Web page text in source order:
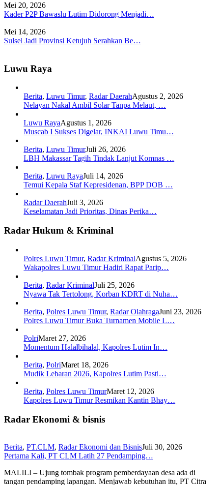
Mei 20, 2026
Kader P2P Bawaslu Lutim Didorong Menjadi…
Mei 14, 2026
Sulsel Jadi Provinsi Ketujuh Serahkan Be…
Luwu Raya
Berita, Luwu Timur, Radar DaerahAgustus 2, 2026
Nelayan Nakal Ambil Solar Tanpa Melaut, …
Luwu RayaAgustus 1, 2026
Muscab I Sukses Digelar, INKAI Luwu Timu…
Berita, Luwu TimurJuli 26, 2026
LBH Makassar Tagih Tindak Lanjut Komnas …
Berita, Luwu RayaJuli 14, 2026
Temui Kepala Staf Kepresidenan, BPP DOB …
Radar DaerahJuli 3, 2026
Keselamatan Jadi Prioritas, Dinas Perika…
Radar Hukum & Kriminal
Polres Luwu Timur, Radar KriminalAgustus 5, 2026
Wakapolres Luwu Timur Hadiri Rapat Parip…
Berita, Radar KriminalJuli 25, 2026
Nyawa Tak Tertolong, Korban KDRT di Nuha…
Berita, Polres Luwu Timur, Radar OlahragaJuni 23, 2026
Polres Luwu Timur Buka Turnamen Mobile L…
PolriMaret 27, 2026
Momentum Halalbihalal, Kapolres Lutim In…
Berita, PolriMaret 18, 2026
Mudik Lebaran 2026, Kapolres Lutim Pasti…
Berita, Polres Luwu TimurMaret 12, 2026
Kapolres Luwu Timur Resmikan Kantin Bhay…
Radar Ekonomi & bisnis
Berita, PT.CLM, Radar Ekonomi dan BisnisJuli 30, 2026
Pertama Kali, PT CLM Latih 27 Pendamping…
MALILI – Ujung tombak program pemberdayaan desa ada di
tangan pendamping lapangan. Menjawab kebutuhan itu, PT Citra